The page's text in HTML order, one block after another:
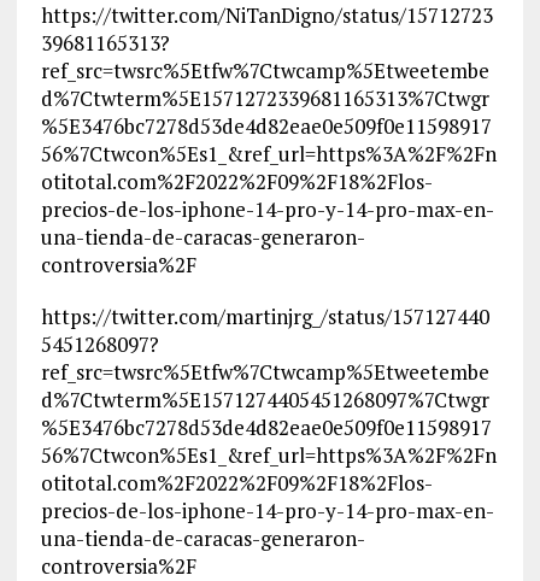
https://twitter.com/NiTanDigno/status/15712723
39681165313?
ref_src=twsrc%5Etfw%7Ctwcamp%5Etweetembe
d%7Ctwterm%5E1571272339681165313%7Ctwgr
%5E3476bc7278d53de4d82eae0e509f0e11598917
56%7Ctwcon%5Es1_&ref_url=https%3A%2F%2Fn
otitotal.com%2F2022%2F09%2F18%2Flos-
precios-de-los-iphone-14-pro-y-14-pro-max-en-
una-tienda-de-caracas-generaron-
controversia%2F
https://twitter.com/martinjrg_/status/157127440
5451268097?
ref_src=twsrc%5Etfw%7Ctwcamp%5Etweetembe
d%7Ctwterm%5E1571274405451268097%7Ctwgr
%5E3476bc7278d53de4d82eae0e509f0e11598917
56%7Ctwcon%5Es1_&ref_url=https%3A%2F%2Fn
otitotal.com%2F2022%2F09%2F18%2Flos-
precios-de-los-iphone-14-pro-y-14-pro-max-en-
una-tienda-de-caracas-generaron-
controversia%2F